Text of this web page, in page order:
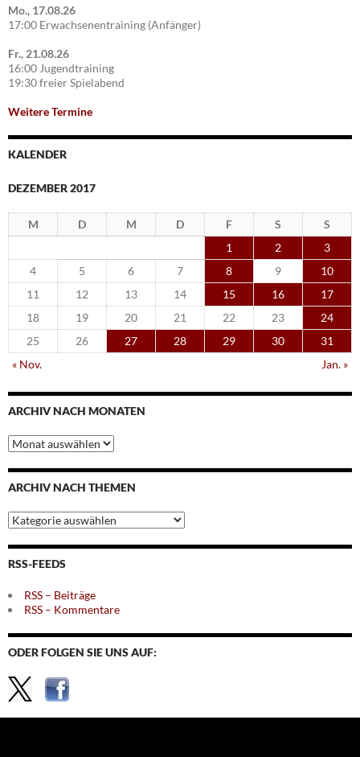
Mo., 17.08.26
17:00 Erwachsenentraining (Anfänger)
Fr., 21.08.26
16:00 Jugendtraining
19:30 freier Spielabend
Weitere Termine
KALENDER
DEZEMBER 2017
M D M D F S
S
1
2
3
4
5 6 7 8 9
10
11
12 13 14 15 16
17
18
19 20 21 22 23
24
25
26 27 28 29 30
31
« Nov.
Jan. »
ARCHIV NACH MONATEN
Archiv
nach
Monaten
ARCHIV NACH THEMEN
Archiv
nach
Themen
RSS-FEEDS
RSS – Beiträge
RSS – Kommentare
ODER FOLGEN SIE UNS AUF: